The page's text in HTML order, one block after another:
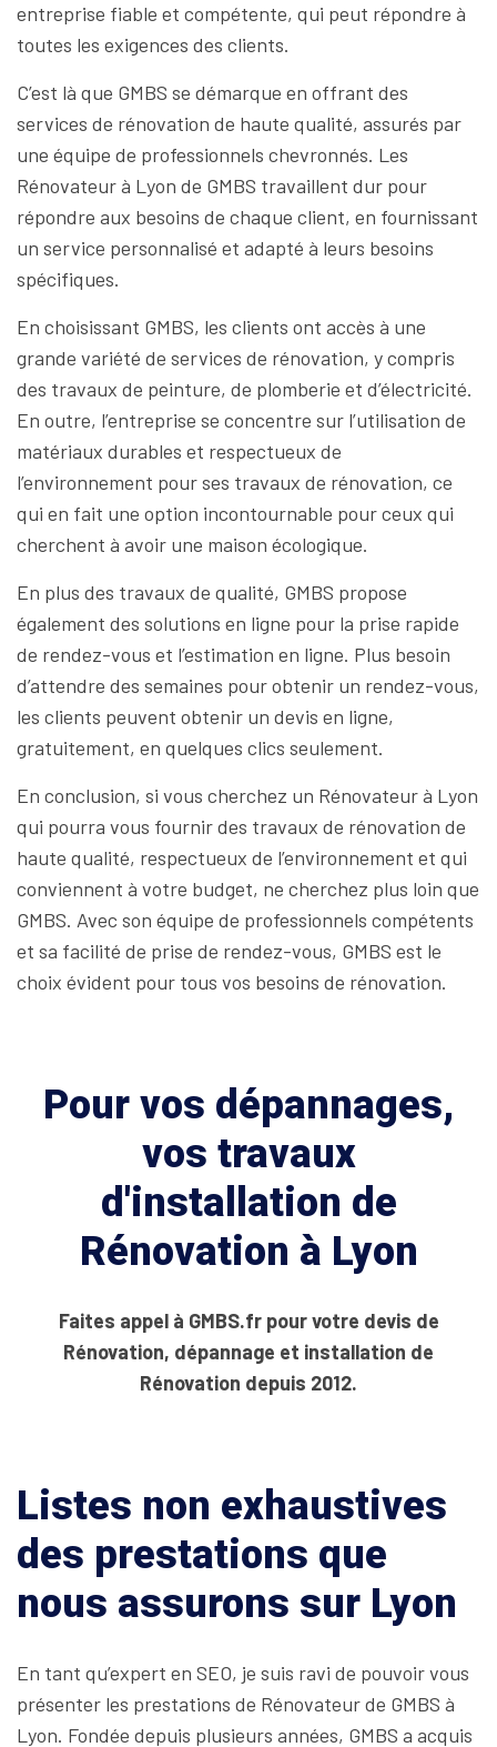
entreprise fiable et compétente, qui peut répondre à
toutes les exigences des clients.
C’est là que GMBS se démarque en offrant des
services de rénovation de haute qualité, assurés par
une équipe de professionnels chevronnés. Les
Rénovateur à Lyon de GMBS travaillent dur pour
répondre aux besoins de chaque client, en fournissant
un service personnalisé et adapté à leurs besoins
spécifiques.
En choisissant GMBS, les clients ont accès à une
grande variété de services de rénovation, y compris
des travaux de peinture, de plomberie et d’électricité.
En outre, l’entreprise se concentre sur l’utilisation de
matériaux durables et respectueux de
l’environnement pour ses travaux de rénovation, ce
qui en fait une option incontournable pour ceux qui
cherchent à avoir une maison écologique.
En plus des travaux de qualité, GMBS propose
également des solutions en ligne pour la prise rapide
de rendez-vous et l’estimation en ligne. Plus besoin
d’attendre des semaines pour obtenir un rendez-vous,
les clients peuvent obtenir un devis en ligne,
gratuitement, en quelques clics seulement.
En conclusion, si vous cherchez un Rénovateur à Lyon
qui pourra vous fournir des travaux de rénovation de
haute qualité, respectueux de l’environnement et qui
conviennent à votre budget, ne cherchez plus loin que
GMBS. Avec son équipe de professionnels compétents
et sa facilité de prise de rendez-vous, GMBS est le
choix évident pour tous vos besoins de rénovation.
Pour vos dépannages,
vos travaux
d'installation de
Rénovation à Lyon
Faites appel à GMBS.fr pour votre devis de
Rénovation, dépannage et installation de
Rénovation depuis 2012.
Listes non exhaustives
des prestations que
nous assurons sur Lyon
En tant qu’expert en SEO, je suis ravi de pouvoir vous
présenter les prestations de Rénovateur de GMBS à
Lyon. Fondée depuis plusieurs années, GMBS a acquis